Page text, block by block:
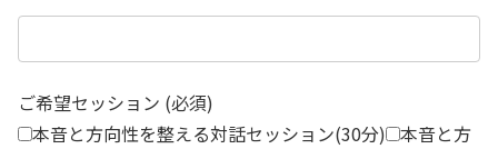
ご希望セッション (必須)
本音と方向性を整える対話セッション(30分) 本音と方